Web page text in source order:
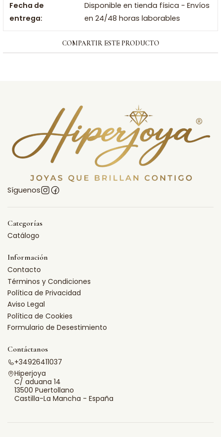
Fecha de
entrega:
Disponible en tienda física - Envíos
en 24/48 horas laborables
COMPARTIR ESTE PRODUCTO
Síguenos
Categorías
Catálogo
Información
Contacto
Términos y Condiciones
Política de Privacidad
Aviso Legal
Política de Cookies
Formulario de Desestimiento
Contáctanos
+34926411037
Hiperjoya
C/ aduana 14
13500 Puertollano
Castilla-La Mancha - España